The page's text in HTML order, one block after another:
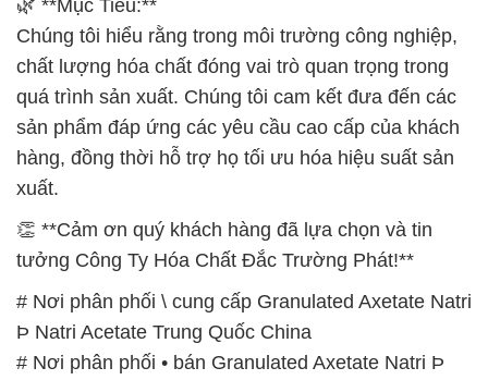
🌿 **Mục Tiêu:**
Chúng tôi hiểu rằng trong môi trường công nghiệp,
chất lượng hóa chất đóng vai trò quan trọng trong
quá trình sản xuất. Chúng tôi cam kết đưa đến các
sản phẩm đáp ứng các yêu cầu cao cấp của khách
hàng, đồng thời hỗ trợ họ tối ưu hóa hiệu suất sản
xuất.
👏 **Cảm ơn quý khách hàng đã lựa chọn và tin
tưởng Công Ty Hóa Chất Đắc Trường Phát!**
# Nơi phân phối \ cung cấp Granulated Axetate Natri
Þ Natri Acetate Trung Quốc China
# Nơi phân phối • bán Granulated Axetate Natri Þ